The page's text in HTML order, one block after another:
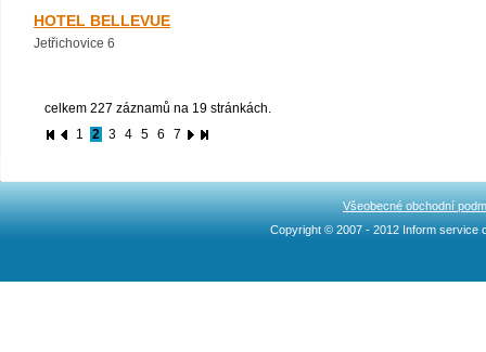
HOTEL BELLEVUE
Jetřichovice 6
celkem 227 záznamů na 19 stránkách.
1
2 3 4 5 6 7
Všeobecné obchodní
Copyright © 2007 - 2012 Inform service